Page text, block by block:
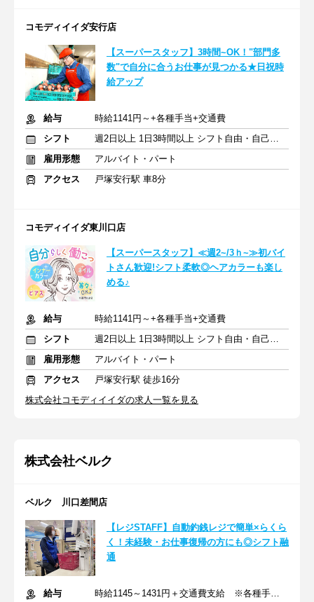
コモディイイダ安行店
【スーパースタッフ】3時間~OK！"部門多
数"で自分に合うお仕事が見つかる★日祝時
給アップ
給与
時給1141円～+各種手当+交通費
シフト
週2日以上 1日3時間以上 シフト自由・自己申告
雇用形態
アルバイト・パート
アクセス
戸塚安行駅 車8分
コモディイイダ東川口店
【スーパースタッフ】≪週2~/3ｈ~≫初バイ
トさん歓迎!シフト柔軟◎ヘアカラーも楽し
める♪
給与
時給1141円～+各種手当+交通費
シフト
週2日以上 1日3時間以上 シフト自由・自己申告
雇用形態
アルバイト・パート
アクセス
戸塚安行駅 徒歩16分
株式会社コモディイイダの求人一覧を見る
株式会社ベルク
ベルク 川口差間店
【レジSTAFF】自動釣銭レジで簡単×らくら
く！未経験・お仕事復帰の方にも◎シフト融
通
給与 時給1145～1431円＋交通費支給 ※各種手当含む